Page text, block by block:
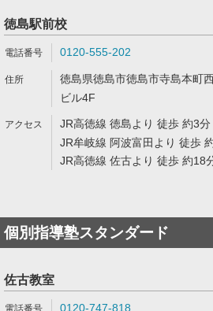
徳島駅前校
0120-555-202
徳島県徳島市徳島市寺島本町
ビル4F
JR高徳線 徳島より 徒歩 約3分
JR牟岐線 阿波富田より 徒歩
JR高徳線 佐古より 徒歩 約18
個別指導塾スタンダード
佐古教室
0120-747-818